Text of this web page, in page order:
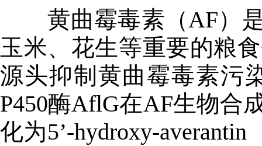
黄曲霉毒素（AF）是
玉米、花生等重要的粮
源头抑制黄曲霉毒素污
P450酶AflG在AF生物合
化为5’-hydroxy-